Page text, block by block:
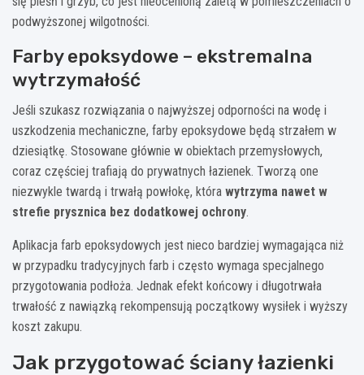
podwyższonej wilgotności.
Farby epoksydowe – ekstremalna
wytrzymałość
Jeśli szukasz rozwiązania o najwyższej odporności na wodę i
uszkodzenia mechaniczne, farby epoksydowe będą strzałem w
dziesiątkę. Stosowane głównie w obiektach przemysłowych,
coraz częściej trafiają do prywatnych łazienek. Tworzą one
niezwykle twardą i trwałą powłokę, która wytrzyma nawet w
strefie prysznica bez dodatkowej ochrony.
Aplikacja farb epoksydowych jest nieco bardziej wymagająca niż
w przypadku tradycyjnych farb i często wymaga specjalnego
przygotowania podłoża. Jednak efekt końcowy i długotrwała
trwałość z nawiązką rekompensują początkowy wysiłek i wyższy
koszt zakupu.
Jak przygotować ściany łazienki